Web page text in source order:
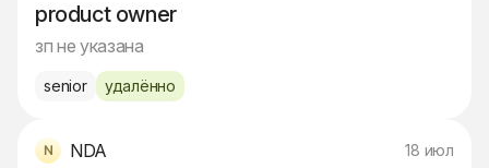
product owner
зп не указана
senior удалённо
NDA 18 июл